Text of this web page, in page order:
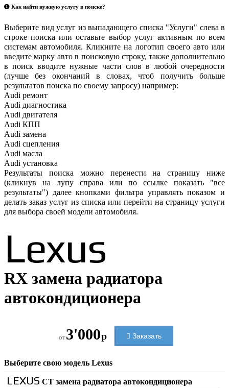
Как найти нужную услугу в поиске?
Выберите вид услуг из выпадающего списка "Услуги" слева в
строке поиска или оставьте выбор услуг активным по всем
системам автомобиля. Кликните на логотип своего авто или
введите марку авто в поисковую строку, также дополнительно
в поиск вводите нужные части слов в любой очередности
(лучше без окончаний в словах, чтоб получить больше
результатов поиска по своему запросу) например:
Audi ремонт
Audi диагностика
Audi двигателя
Audi КПП
Audi замена
Audi сцепления
Audi масла
Audi установка
Результаты поиска можно перенести на страницу ниже
(кликнув на лупу справа или по ссылке показать "все
результаты") далее кнопками фильтра управлять показом и
делать заказ услуг из списка или перейти на страницу услуги
для выбора своей модели автомобиля.
Lexus
RX замена радиатора
автокондиционера
от3'000р Заказать
Выберите свою модель Lexus
LEXUS CT замена радиатора автокондиционера